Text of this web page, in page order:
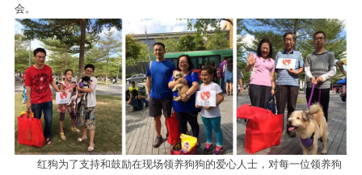
会。
红狗为了支持和鼓励在现场领养狗狗的爱心人士，对每一位领养狗